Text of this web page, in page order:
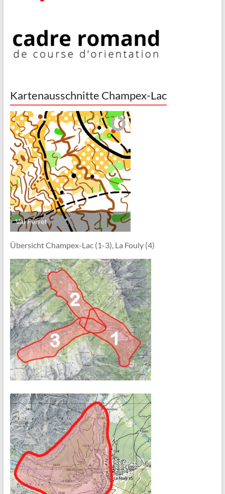
Kartenausschnitte Champex-Lac
Val Ferret
Übersicht Champex-Lac (1-3), La Fouly (4)